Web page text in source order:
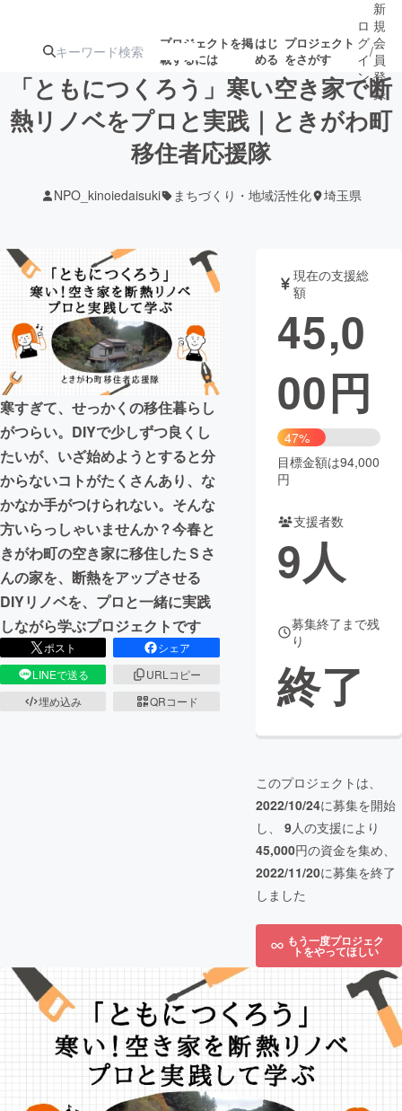
プロジェクトを掲
載するには
はじ
める
プロジェクト
をさがす
注目の新着プロ募集終了が近いプ
テクノロジー・ガジェット
映像・映画 書籍・雑誌
ビジネス・起業 チャレンジ
まちづくり・地域活性化
CAMPFIRE for Social Good
CAMPFIRE Creation
CAMPFIREふるさと納税machi-ya コミュニティ
ロ
グ
イ
ン
/
新
規
会
員
登
録
「ともにつくろう」寒い空き家で断
熱リノベをプロと実践｜ときがわ町
移住者応援隊
NPO_kinoiedaisuki まちづくり・地域活性化 埼玉県
寒すぎて、せっかくの移住暮らし
がつらい。DIYで少しずつ良くし
たいが、いざ始めようとすると分
からないコトがたくさんあり、な
かなか手がつけられない。そんな
方いらっしゃいませんか？今春と
きがわ町の空き家に移住したＳさ
んの家を、断熱をアップさせる
DIYリノベを、プロと一緒に実践
しながら学ぶプロジェクトです
ポスト
シェア
LINEで送る
URLコピー
埋め込み
QRコード
現在の支援総
額
45,0
00円
47%
目標金額は94,000
円
支援者数
9人
募集終了まで残
り
終了
このプロジェクトは、
2022/10/24に募集を開始
し、 9人の支援により
45,000円の資金を集め、
2022/11/20に募集を終了
しました
もう一度プロジェク
トをやってほしい